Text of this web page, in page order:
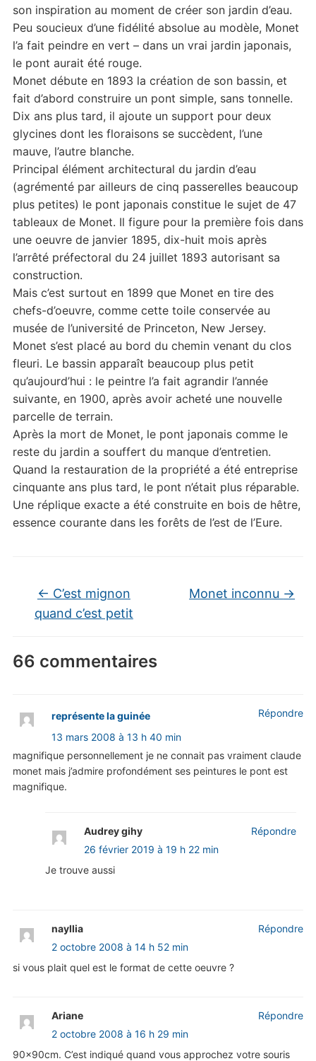
son inspiration au moment de créer son jardin d’eau.
Peu soucieux d’une fidélité absolue au modèle, Monet
l’a fait peindre en vert – dans un vrai jardin japonais,
le pont aurait été rouge.
Monet débute en 1893 la création de son bassin, et
fait d’abord construire un pont simple, sans tonnelle.
Dix ans plus tard, il ajoute un support pour deux
glycines dont les floraisons se succèdent, l’une
mauve, l’autre blanche.
Principal élément architectural du jardin d’eau
(agrémenté par ailleurs de cinq passerelles beaucoup
plus petites) le pont japonais constitue le sujet de 47
tableaux de Monet. Il figure pour la première fois dans
une oeuvre de janvier 1895, dix-huit mois après
l’arrêté préfectoral du 24 juillet 1893 autorisant sa
construction.
Mais c’est surtout en 1899 que Monet en tire des
chefs-d’oeuvre, comme cette toile conservée au
musée de l’université de Princeton, New Jersey.
Monet s’est placé au bord du chemin venant du clos
fleuri. Le bassin apparaît beaucoup plus petit
qu’aujourd’hui : le peintre l’a fait agrandir l’année
suivante, en 1900, après avoir acheté une nouvelle
parcelle de terrain.
Après la mort de Monet, le pont japonais comme le
reste du jardin a souffert du manque d’entretien.
Quand la restauration de la propriété a été entreprise
cinquante ans plus tard, le pont n’était plus réparable.
Une réplique exacte a été construite en bois de hêtre,
essence courante dans les forêts de l’est de l’Eure.
← C’est mignon
quand c’est petit
Monet inconnu →
66 commentaires
représente la guinée
13 mars 2008 à 13 h 40 min
magnifique personnellement je ne connait pas vraiment claude
monet mais j’admire profondément ses peintures le pont est
magnifique.
Répondre
Audrey gihy
26 février 2019 à 19 h 22 min
Je trouve aussi
Répondre
nayllia
2 octobre 2008 à 14 h 52 min
si vous plait quel est le format de cette oeuvre ?
Répondre
Ariane
2 octobre 2008 à 16 h 29 min
90x90cm. C’est indiqué quand vous approchez votre souris
Répondre